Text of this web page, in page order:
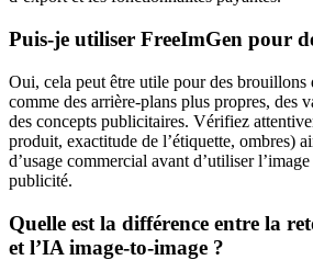
Puis-je utiliser FreeImGen pour
Oui, cela peut être utile pour des brouillons
comme des arrière-plans plus propres, des
des concepts publicitaires. Vérifiez
produit, exactitude de l’étiquette, ombres)
d’usage commercial avant d’utiliser
publicité.
Quelle est la différence entre la
et l’IA image-to-image ?